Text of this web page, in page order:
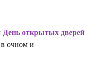
День открытых дверей
очном и